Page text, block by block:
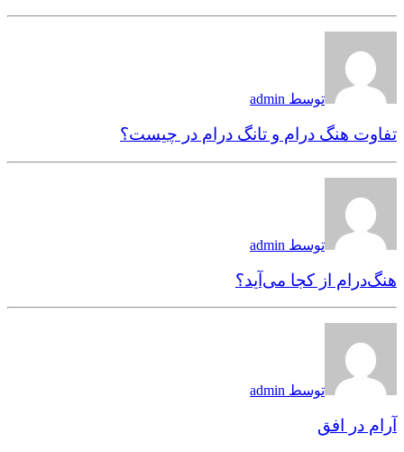
توسط admin
تفاوت هنگ درام و تانگ درام در چیست؟
توسط admin
هنگ‌درام از کجا می‌آید؟
توسط admin
آرام در افق